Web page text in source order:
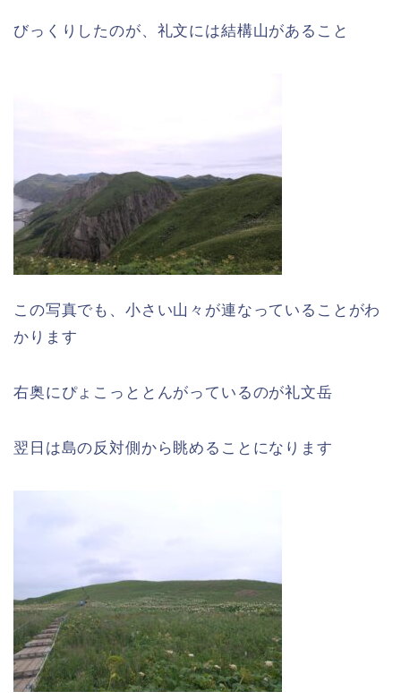
びっくりしたのが、礼文には結構山があること
この写真でも、小さい山々が連なっていることがわ
かります
右奥にぴょこっととんがっているのが礼文岳
翌日は島の反対側から眺めることになります